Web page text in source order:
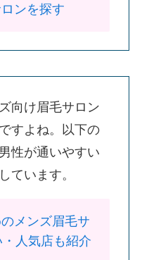
ンを探す
向け眉毛サロン
すよね。以下の
性が通いやすい
ています。
メンズ眉毛サ
人気店も紹介